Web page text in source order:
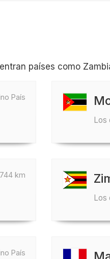
países como
País
Los
km
Los
País